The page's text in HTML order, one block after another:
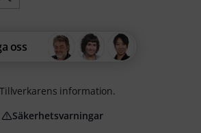
oss
Tillverkarens information.
Säkerhetsvarningar